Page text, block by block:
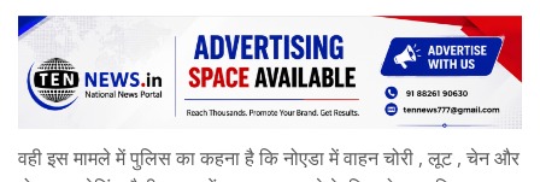
वही इस मामले में पुलिस का कहना है कि नोएडा में वाहन चोरी , लूट , चेन और